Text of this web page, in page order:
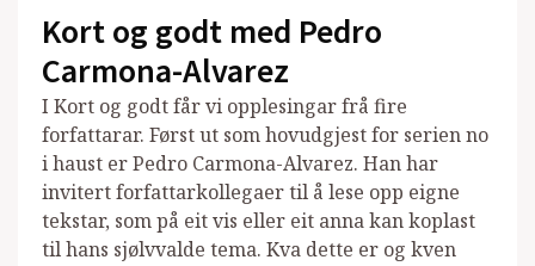
Kort og godt med Pedro
Carmona-Alvarez
I Kort og godt får vi opplesingar frå fire
forfattarar. Først ut som hovudgjest for serien no
i haust er Pedro Carmona-Alvarez. Han har
invitert forfattarkollegaer til å lese opp eigne
tekstar, som på eit vis eller eit anna kan koplast
til hans sjølvvalde tema. Kva dette er og kven